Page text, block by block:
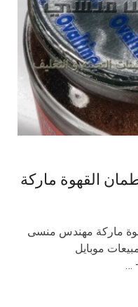
القهوة ماركة
ماركة مهندس منسى
موبايل